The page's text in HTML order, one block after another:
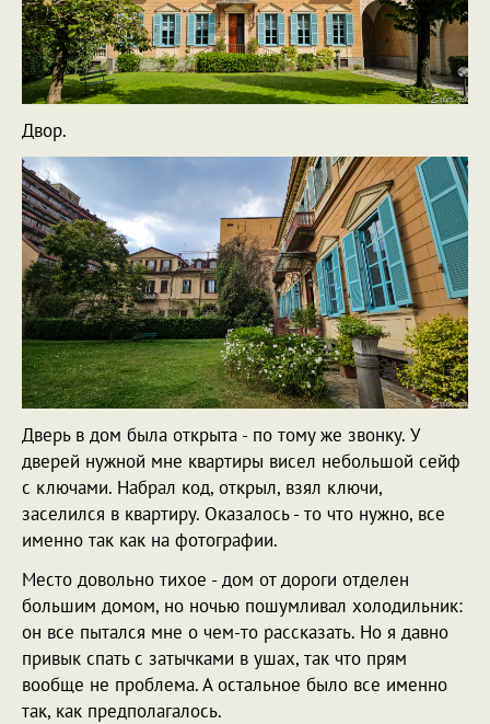
Двор.
Дверь в дом была открыта - по тому же звонку. У
дверей нужной мне квартиры висел небольшой сейф
с ключами. Набрал код, открыл, взял ключи,
заселился в квартиру. Оказалось - то что нужно, все
именно так как на фотографии.
Место довольно тихое - дом от дороги отделен
большим домом, но ночью пошумливал холодильник:
он все пытался мне о чем-то рассказать. Но я давно
привык спать с затычками в ушах, так что прям
вообще не проблема. А остальное было все именно
так, как предполагалось.